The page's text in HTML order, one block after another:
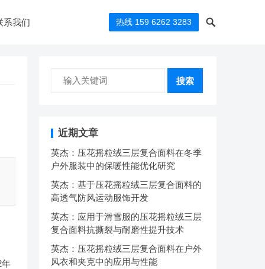
系我们 热线 159 6262 3283
年
搜索
近期文章
英杰：压花摇粒绒三层复合面料在冬季
户外服装中的保暖性能优化研究
英杰：基于压花摇粒绒三层复合面料的
高透气防风运动服饰开发
英杰：应用于滑雪服的压花摇粒绒三层
复合面料抗撕裂与耐磨性提升技术
英杰：压花摇粒绒三层复合面料在户外
风衣和夹克中的应用与性能